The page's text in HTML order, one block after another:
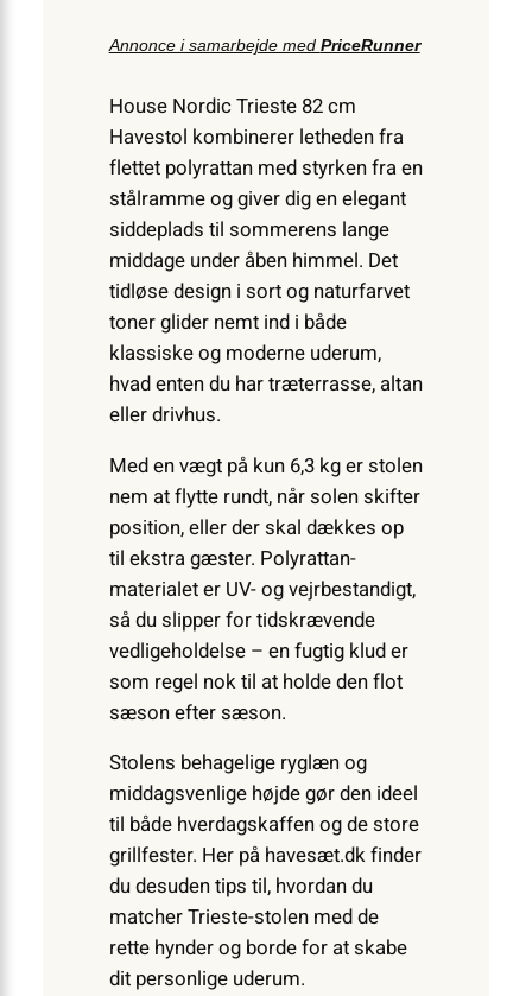
Annonce i samarbejde med PriceRunner
House Nordic Trieste 82 cm
Havestol kombinerer letheden fra
flettet polyrattan med styrken fra en
stålramme og giver dig en elegant
siddeplads til sommerens lange
middage under åben himmel. Det
tidløse design i sort og naturfarvet
toner glider nemt ind i både
klassiske og moderne uderum,
hvad enten du har træterrasse, altan
eller drivhus.
Med en vægt på kun 6,3 kg er stolen
nem at flytte rundt, når solen skifter
position, eller der skal dækkes op
til ekstra gæster. Polyrattan-
materialet er UV- og vejrbestandigt,
så du slipper for tidskrævende
vedligeholdelse – en fugtig klud er
som regel nok til at holde den flot
sæson efter sæson.
Stolens behagelige ryglæn og
middagsvenlige højde gør den ideel
til både hverdagskaffen og de store
grillfester. Her på havesæt.dk finder
du desuden tips til, hvordan du
matcher Trieste-stolen med de
rette hynder og borde for at skabe
dit personlige uderum.